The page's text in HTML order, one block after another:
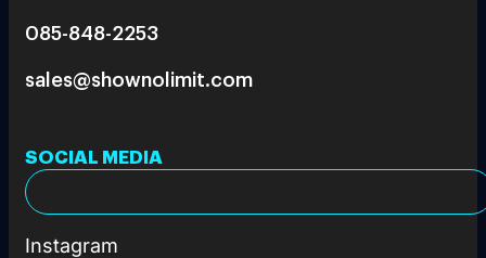
085-848-2253
sales@shownolimit.com
SOCIAL MEDIA
Instagram